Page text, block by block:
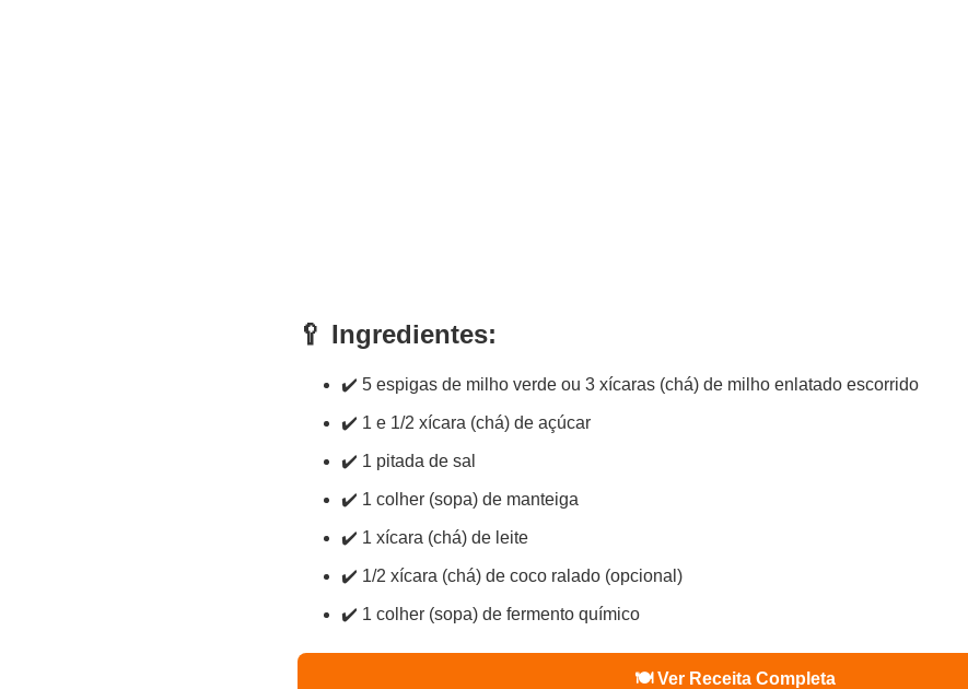
🥄 Ingredientes:
✔️ 5 espigas de milho verde ou 3 xícaras (chá) de milho enlatado escorrido
✔️ 1 e 1/2 xícara (chá) de açúcar
✔️ 1 pitada de sal
✔️ 1 colher (sopa) de manteiga
✔️ 1 xícara (chá) de leite
✔️ 1/2 xícara (chá) de coco ralado (opcional)
✔️ 1 colher (sopa) de fermento químico
🍽️ Ver Receita Completa